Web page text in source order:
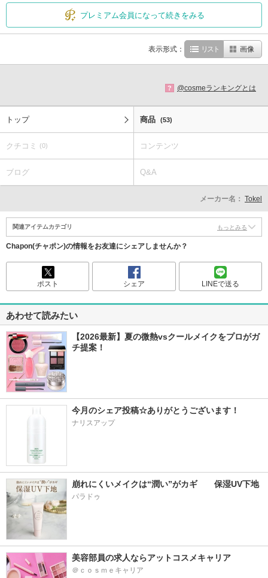
プレミアム会員になって続きをみる
表示形式： リスト 画像
? @cosmeランキングとは
トップ 商品 (53)
クチコミ (0) コンテンツ
ブログ Q&A
メーカー名： Tokel
関連アイテムカテゴリ もっとみる
Chapon(チャポン)の情報をお友達にシェアしませんか？
ポスト シェア LINEで送る
あわせて読みたい
【2026最新】夏の微熱vsクールメイクをプロがガ
チ提案！
今月のシェア投稿☆ありがとうございます！
ナリスアップ
崩れにくいメイクは“潤い”がカギ　　保湿UV下地
パラドゥ
美容部員の求人ならアットコスメキャリア
＠ｃｏｓｍｅキャリア